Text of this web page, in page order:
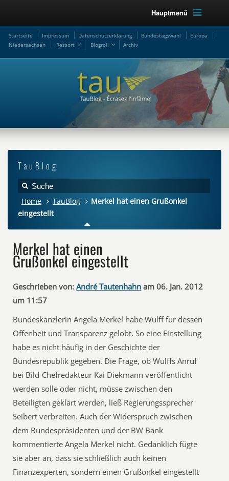
Hauptmenü
Startseite Impressum Datenschutzerklärung Bundestagswahl
Europa
Niedersachsen
Ressort Blogroll Archiv
TauBlog
Home TauBlog
Merkel hat einen Grußonkel
eingestellt
Merkel hat einen
Grußonkel eingestellt
Geschrieben von: André Tautenhahn am 06. Jan. 2012
um 11:57
Bundeskanzlerin Angela Merkel habe Wulff für dessen
Offenheit und Transparenz gelobt. So eine Einstellung
habe es nicht häufig in der Geschichte der
Bundesrepublik gegeben. Die Frage, ob Wulffs Anruf
bei Bild-Chefredakteur Kai Diekmann veröffentlicht
werden solle oder nicht, müsse zwischen den
Beteiligten geklärt werden, ließ Regierungssprecher
Seibert verbreiten. Auch der Widerspruch zwischen
dem Bundespräsidenten und der BW Bank
kommentierte Angela Merkel nicht. Gedanklich fügte
sie aber an, dass sie schließlich auch keinen
Finanzexperten, sondern einen Grußonkel eingestellt